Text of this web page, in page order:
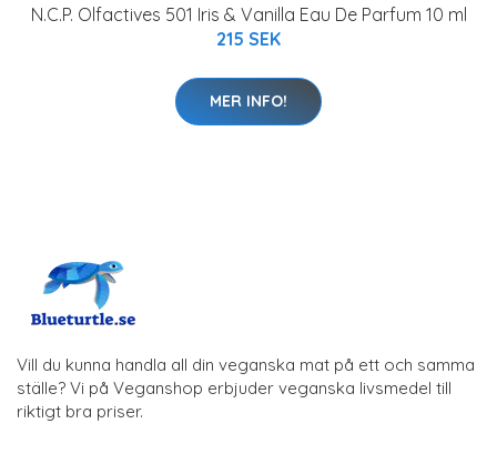
N.C.P. Olfactives 501 Iris & Vanilla Eau De Parfum 10 ml
215 SEK
MER INFO!
Vill du kunna handla all din veganska mat på ett och samma
ställe? Vi på Veganshop erbjuder veganska livsmedel till
riktigt bra priser.